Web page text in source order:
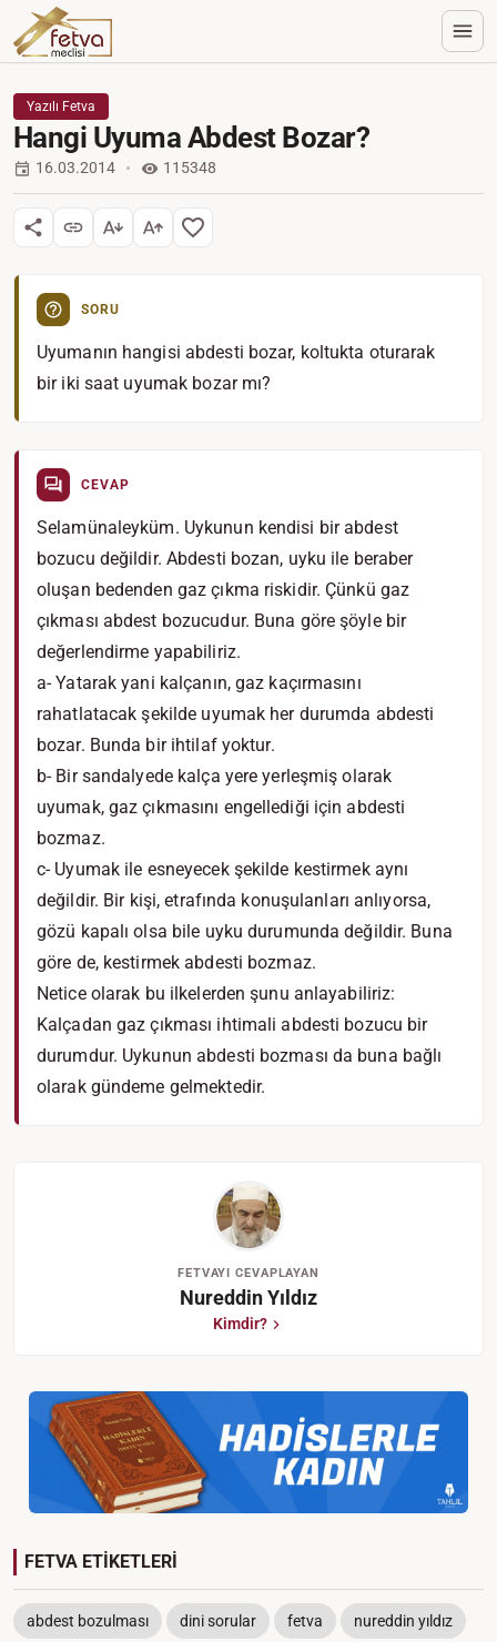
Yazılı Fetva
Hangi Uyuma Abdest Bozar?
16.03.2014 115348
SORU
Uyumanın hangisi abdesti bozar, koltukta oturarak
bir iki saat uyumak bozar mı?
CEVAP
Selamünaleyküm. Uykunun kendisi bir abdest
bozucu değildir. Abdesti bozan, uyku ile beraber
oluşan bedenden gaz çıkma riskidir. Çünkü gaz
çıkması abdest bozucudur. Buna göre şöyle bir
değerlendirme yapabiliriz.
a- Yatarak yani kalçanın, gaz kaçırmasını
rahatlatacak şekilde uyumak her durumda abdesti
bozar. Bunda bir ihtilaf yoktur.
b- Bir sandalyede kalça yere yerleşmiş olarak
uyumak, gaz çıkmasını engellediği için abdesti
bozmaz.
c- Uyumak ile esneyecek şekilde kestirmek aynı
değildir. Bir kişi, etrafında konuşulanları anlıyorsa,
gözü kapalı olsa bile uyku durumunda değildir. Buna
göre de, kestirmek abdesti bozmaz.
Netice olarak bu ilkelerden şunu anlayabiliriz:
Kalçadan gaz çıkması ihtimali abdesti bozucu bir
durumdur. Uykunun abdesti bozması da buna bağlı
olarak gündeme gelmektedir.
FETVAYI CEVAPLAYAN
Nureddin Yıldız
Kimdir?
FETVA ETİKETLERİ
abdest bozulması dini sorular fetva nureddin yıldız